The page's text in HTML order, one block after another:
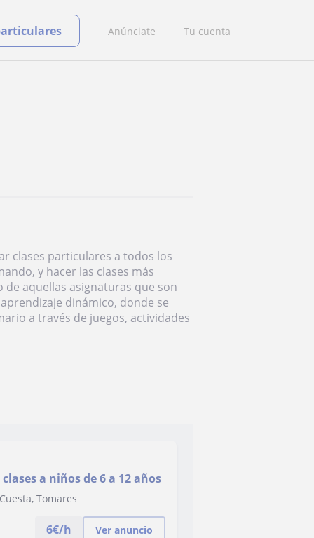
Anúnciate Tu cuenta
clases particulares a todos los
y hacer las clases más
aquellas asignaturas que son
dinámico, donde se
a través de juegos, actividades
a niños de 6 a 12 años
Tomares
6€/h Ver anuncio